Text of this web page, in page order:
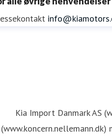
Kia Import Danmark AS